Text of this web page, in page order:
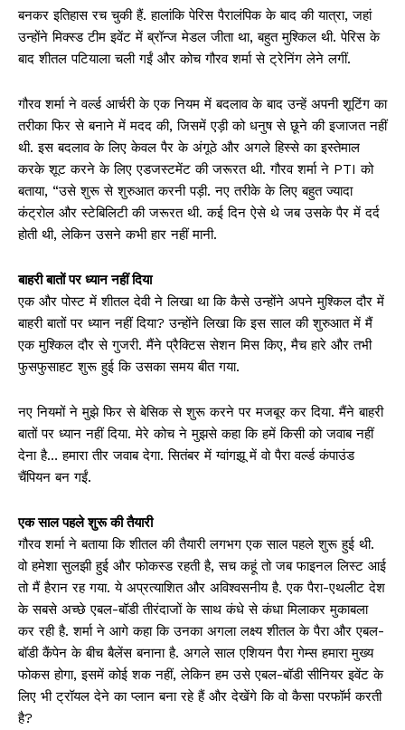
बनकर इतिहास रच चुकी हैं. हालांकि पेरिस पैरालंपिक के बाद की यात्रा, जहां
उन्होंने मिक्स्ड टीम इवेंट में ब्रॉन्ज मेडल जीता था, बहुत मुश्किल थी. पेरिस के
बाद शीतल पटियाला चली गईं और कोच गौरव शर्मा से ट्रेनिंग लेने लगीं.
गौरव शर्मा ने वर्ल्ड आर्चरी के एक नियम में बदलाव के बाद उन्हें अपनी शूटिंग का
तरीका फिर से बनाने में मदद की, जिसमें एड़ी को धनुष से छूने की इजाजत नहीं
थी. इस बदलाव के लिए केवल पैर के अंगूठे और अगले हिस्से का इस्तेमाल
करके शूट करने के लिए एडजस्टमेंट की जरूरत थी. गौरव शर्मा ने PTI को
बताया, “उसे शुरू से शुरुआत करनी पड़ी. नए तरीके के लिए बहुत ज्यादा
कंट्रोल और स्टेबिलिटी की जरूरत थी. कई दिन ऐसे थे जब उसके पैर में दर्द
होती थी, लेकिन उसने कभी हार नहीं मानी.
बाहरी बातों पर ध्यान नहीं दिया
एक और पोस्ट में शीतल देवी ने लिखा था कि कैसे उन्होंने अपने मुश्किल दौर में
बाहरी बातों पर ध्यान नहीं दिया? उन्होंने लिखा कि इस साल की शुरुआत में मैं
एक मुश्किल दौर से गुजरी. मैंने प्रैक्टिस सेशन मिस किए, मैच हारे और तभी
फुसफुसाहट शुरू हुई कि उसका समय बीत गया.
नए नियमों ने मुझे फिर से बेसिक से शुरू करने पर मजबूर कर दिया. मैंने बाहरी
बातों पर ध्यान नहीं दिया. मेरे कोच ने मुझसे कहा कि हमें किसी को जवाब नहीं
देना है… हमारा तीर जवाब देगा. सितंबर में ग्वांगझू में वो पैरा वर्ल्ड कंपाउंड
चैंपियन बन गईं.
एक साल पहले शुरू की तैयारी
गौरव शर्मा ने बताया कि शीतल की तैयारी लगभग एक साल पहले शुरू हुई थी.
वो हमेशा सुलझी हुई और फोकस्ड रहती है, सच कहूं तो जब फाइनल लिस्ट आई
तो मैं हैरान रह गया. ये अप्रत्याशित और अविश्वसनीय है. एक पैरा-एथलीट देश
के सबसे अच्छे एबल-बॉडी तीरंदाजों के साथ कंधे से कंधा मिलाकर मुकाबला
कर रही है. शर्मा ने आगे कहा कि उनका अगला लक्ष्य शीतल के पैरा और एबल-
बॉडी कैंपेन के बीच बैलेंस बनाना है. अगले साल एशियन पैरा गेम्स हमारा मुख्य
फोकस होगा, इसमें कोई शक नहीं, लेकिन हम उसे एबल-बॉडी सीनियर इवेंट के
लिए भी ट्रॉयल देने का प्लान बना रहे हैं और देखेंगे कि वो कैसा परफॉर्म करती
है?